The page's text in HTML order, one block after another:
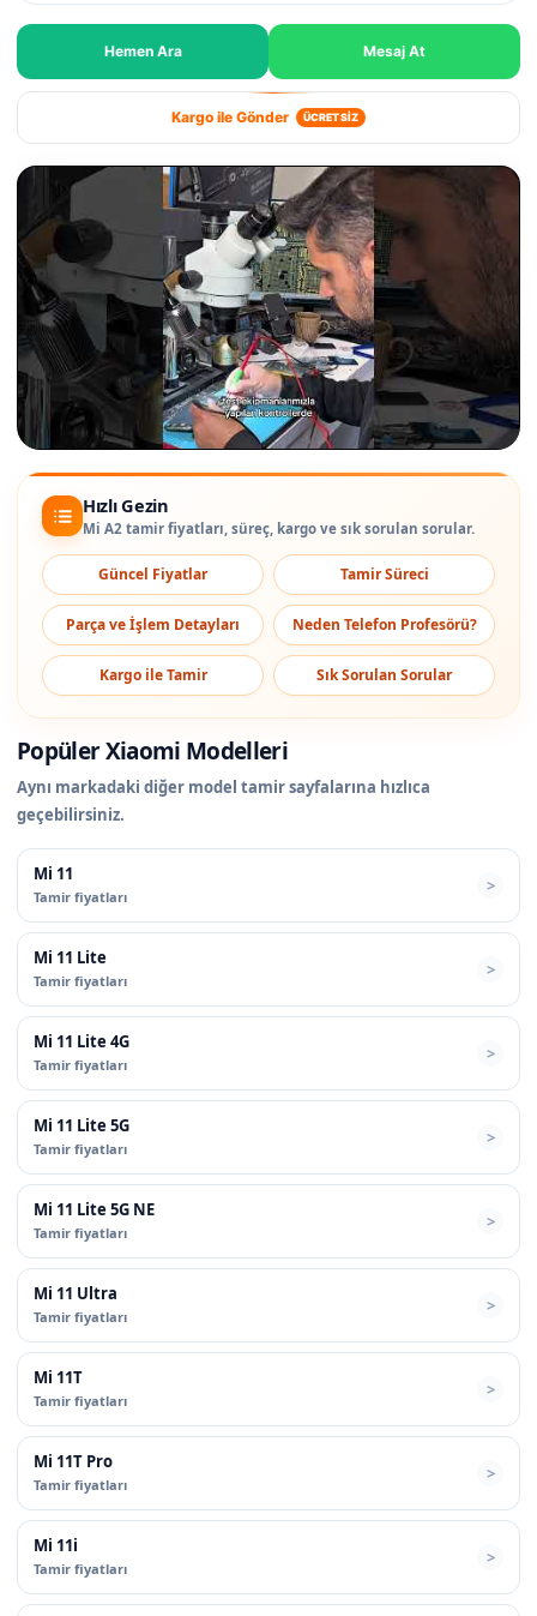
Hemen Ara Mesaj At
Kargo ile Gönder ÜCRETSİZ
Hızlı Gezin
Mi A2 tamir fiyatları, süreç, kargo ve sık sorulan sorular.
Güncel Fiyatlar Tamir Süreci
Parça ve İşlem Detayları Neden Telefon Profesörü?
Kargo ile Tamir Sık Sorulan Sorular
Popüler Xiaomi Modelleri
Aynı markadaki diğer model tamir sayfalarına hızlıca
geçebilirsiniz.
Mi 11
Tamir fiyatları
Mi 11 Lite
Tamir fiyatları
Mi 11 Lite 4G
Tamir fiyatları
Mi 11 Lite 5G
Tamir fiyatları
Mi 11 Lite 5G NE
Tamir fiyatları
Mi 11 Ultra
Tamir fiyatları
Mi 11T
Tamir fiyatları
Mi 11T Pro
Tamir fiyatları
Mi 11i
Tamir fiyatları